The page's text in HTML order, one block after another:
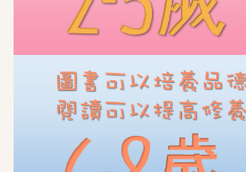
其他書籍及精品
QEF 我的香港故事系列
不一樣的傑青
創夢啟航
PAMA(爸媽)攻略